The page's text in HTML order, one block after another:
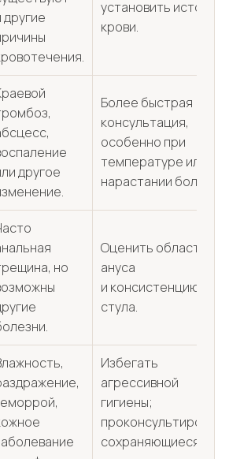
другие
установить источник
крови.
другое
Более быстрая
консультация,
особенно при
температуре или
нарастании боли.
но
Оценить область
ануса
и консистенцию
стула.
Избегать
агрессивной
гигиены;
проконсультировать
сохраняющиеся